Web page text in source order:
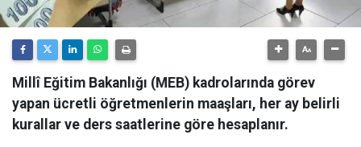
Millî Eğitim Bakanlığı (MEB) kadrolarında görev
yapan ücretli öğretmenlerin maaşları, her ay belirli
kurallar ve ders saatlerine göre hesaplanır.